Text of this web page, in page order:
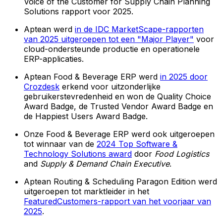
Solutions rapport voor 2025.
Aptean werd in de IDC MarketScape-rapporten
van 2025 uitgeroepen tot een "Major Player" voor
cloud-ondersteunde productie en operationele
ERP-applicaties.
Aptean Food & Beverage ERP werd in 2025 door
Crozdesk erkend voor uitzonderlijke
gebruikerstevredenheid en won de Quality Choice
Award Badge, de Trusted Vendor Award Badge en
de Happiest Users Award Badge.
Onze Food & Beverage ERP werd ook uitgeroepen
tot winnaar van de 2024 Top Software &
Technology Solutions award door Food Logistics
and Supply & Demand Chain Executive.
Aptean Routing & Scheduling Paragon Edition werd
uitgeroepen tot marktleider in het
FeaturedCustomers-rapport van het voorjaar van
2025.